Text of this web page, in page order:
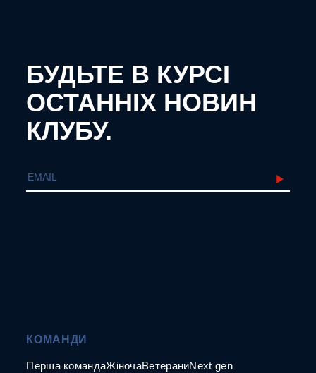
БУДЬТЕ В КУРСІ
ОСТАННІХ НОВИН
КЛУБУ.
КОМАНДИ
Перша командаЖіночаВетераниNext gen